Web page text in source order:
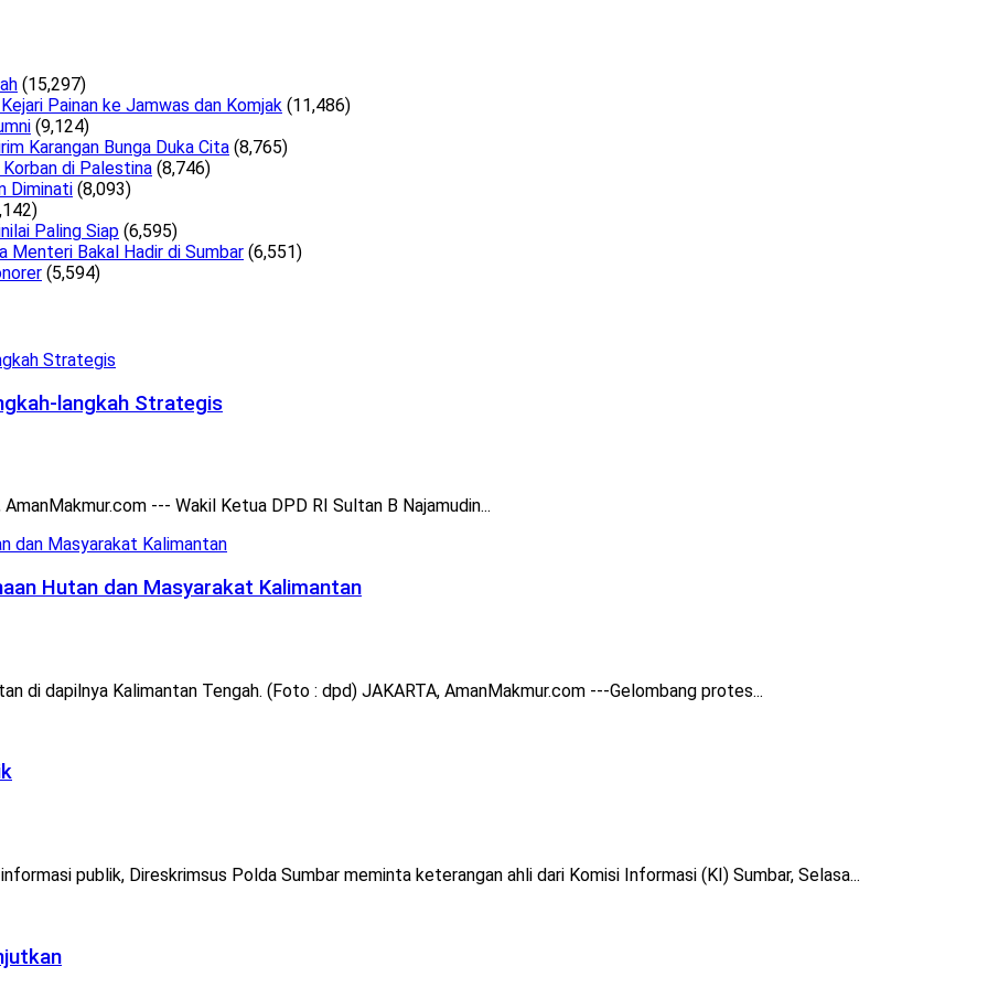
(15,297)
Painan ke Jamwas dan Komjak (11,486)
(9,124)
Karangan Bunga Duka Cita (8,765)
di Palestina (8,746)
Diminati (8,093)
Paling Siap (6,595)
Menteri Bakal Hadir di Sumbar (6,551)
(5,594)
langkah Strategis
--- Wakil Ketua DPD RI Sultan B Najamudin...
Hutan dan Masyarakat Kalimantan
di dapilnya Kalimantan Tengah. (Foto : dpd) JAKARTA, AmanMakmur.com ---Gelombang protes...
publik, Direskrimsus Polda Sumbar meminta keterangan ahli dari Komisi Informasi (KI) Sumbar, Selasa...